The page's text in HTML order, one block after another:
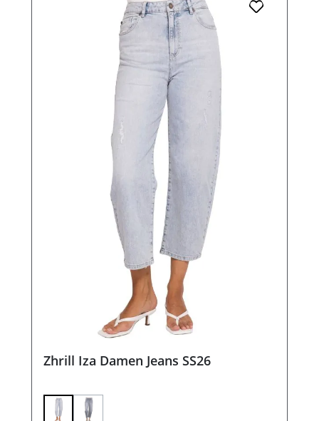
Zhrill Iza Damen Jeans SS26
(Diese Option ist zurzeit nicht verfügbar.)